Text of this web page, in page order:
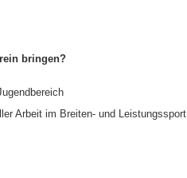
bringen?
Arbeit im Breiten- und Leistungssport